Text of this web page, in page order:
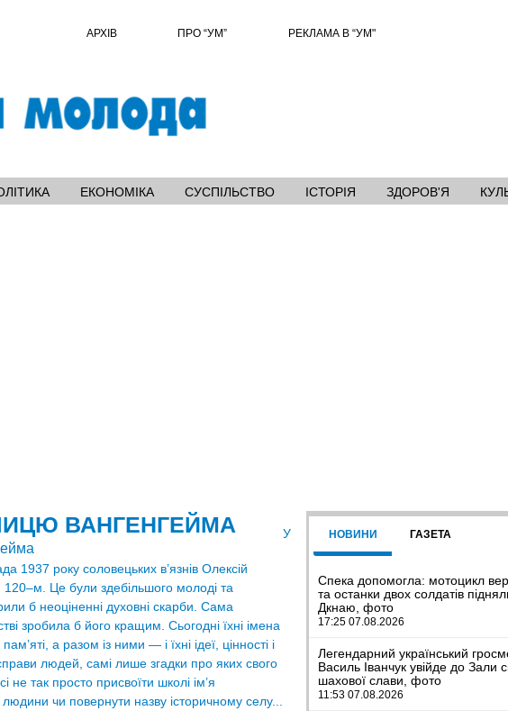
АРХІВ ПРО “УМ” РЕКЛАМА В “УМ"
ЕКОНОМІКА СУСПІЛЬСТВО ІСТОРІЯ ЗДОРОВ'Я
ВАНГЕНГЕЙМА У
1937 року соловецьких в’язнів Олексій
Це були здебільшого молоді та
б неоціненні духовні скарби. Сама
зробила б його кращим. Сьогодні їхні імена
а разом із ними — і їхні ідеї, цінності і
людей, самі лише згадки про яких свого
так просто присвоїти школі ім’я
чи повернути назву історичному селу...
НОВИНИ ГАЗЕТА
Спека допомогла: мотоцикл
та останки двох солдатів
Дкнаю, фото
17:25 07.08.2026
Легендарний український
Василь Іванчук увійде до Зали
шахової слави, фото
11:53 07.08.2026